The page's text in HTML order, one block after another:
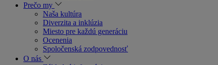
Prečo my
Naša kultúra
Diverzita a inklúzia
Miesto pre každú generáciu
Ocenenia
Spoločenská zodpovednosť
O nás